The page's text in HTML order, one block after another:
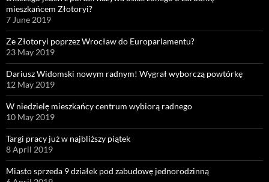
mieszkańcem Złotoryi?
7 June 2019
Ze Złotoryi poprzez Wrocław do Europarlamentu?
23 May 2019
Dariusz Widomski nowym radnym! Wygrał wyborczą powtórkę
12 May 2019
W niedzielę mieszkańcy centrum wybiorą radnego
10 May 2019
Targi pracy już w najbliższy piątek
8 April 2019
Miasto sprzeda 9 działek pod zabudowę jednorodzinną